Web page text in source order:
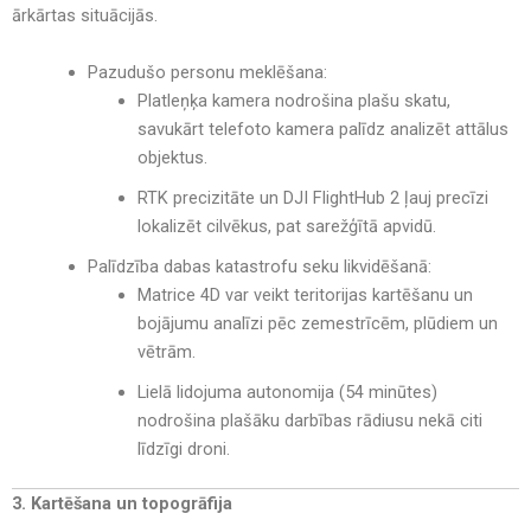
ārkārtas situācijās.
Pazudušo personu meklēšana:
Platleņķa kamera nodrošina plašu skatu,
savukārt telefoto kamera palīdz analizēt attālus
objektus
RTK precizitāte un DJI FlightHub 2 ļauj precīzi
lokalizēt cilvēkus, pat sarežģītā apvidū.
Palīdzība dabas katastrofu seku likvidēšanā:
Matrice 4D var veikt teritorijas kartēšanu un
bojājumu analīzi pēc zemestrīcēm, plūdiem un
vētrām
Lielā lidojuma autonomija (54 minūtes)
nodrošina plašāku darbības rādiusu nekā citi
līdzīgi droni.
3. Kartēšana un topogrāfija